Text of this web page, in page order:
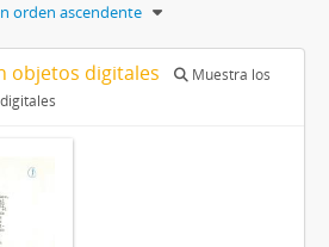
orden ascendente
objetos digitales
Muestra los